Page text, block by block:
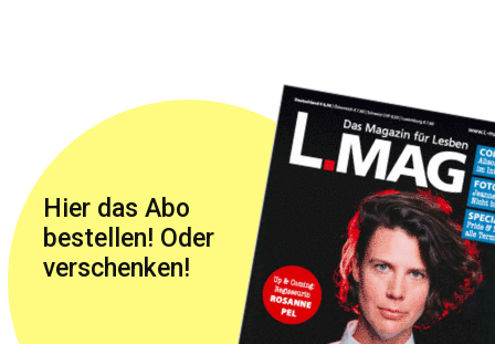
Hier das Abo
bestellen! Oder
verschenken!